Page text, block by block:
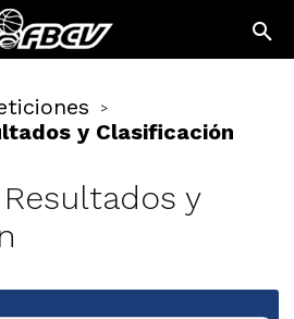
>
y Clasificación
y